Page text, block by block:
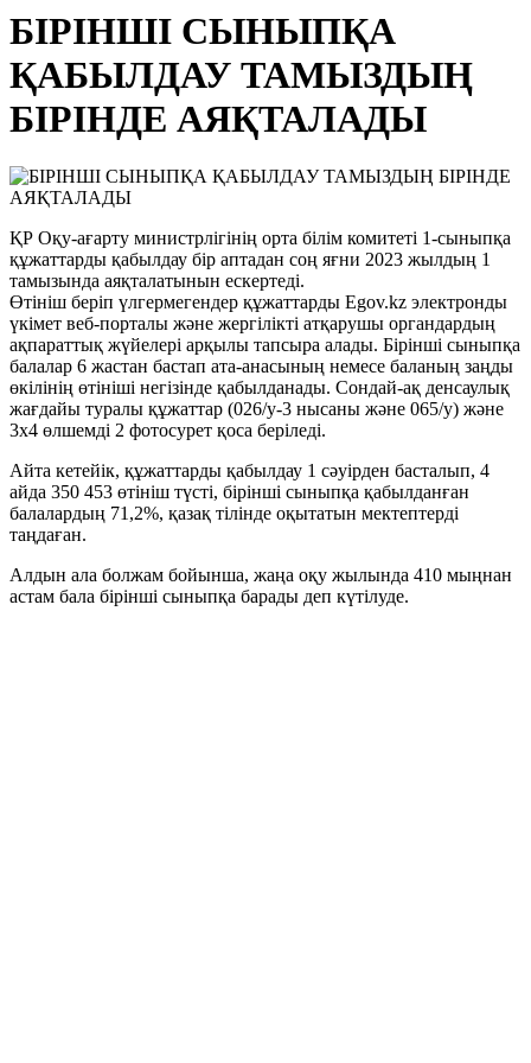
БІРІНШІ СЫНЫПҚА
ҚАБЫЛДАУ ТАМЫЗДЫҢ
БІРІНДЕ АЯҚТАЛАДЫ
ҚР Оқу-ағарту министрлігінің орта білім комитеті 1-сыныпқа
құжаттарды қабылдау бір аптадан соң яғни 2023 жылдың 1
тамызында аяқталатынын ескертеді.
Өтініш беріп үлгермегендер құжаттарды Еgov.kz электронды
үкімет веб-порталы және жергілікті атқарушы органдардың
ақпараттық жүйелері арқылы тапсыра алады. Бірінші сыныпқа
балалар 6 жастан бастап ата-анасының немесе баланың заңды
өкілінің өтініші негізінде қабылданады. Сондай-ақ денсаулық
жағдайы туралы құжаттар (026/у-3 нысаны және 065/у) және
3х4 өлшемді 2 фотосурет қоса беріледі.
Айта кетейік, құжаттарды қабылдау 1 сәуірден басталып, 4
айда 350 453 өтініш түсті, бірінші сыныпқа қабылданған
балалардың 71,2%, қазақ тілінде оқытатын мектептерді
таңдаған.
Алдын ала болжам бойынша, жаңа оқу жылында 410 мыңнан
астам бала бірінші сыныпқа барады деп күтілуде.